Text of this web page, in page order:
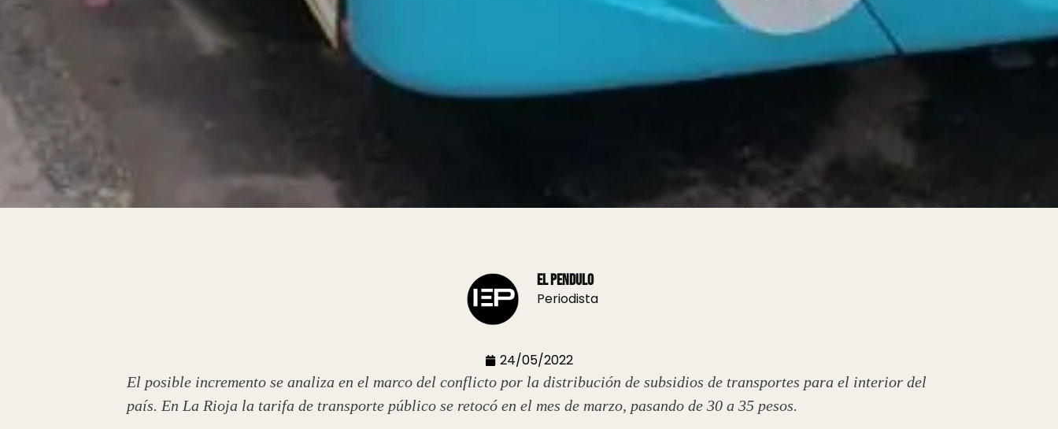
El Pendulo
Periodista
24/05/2022
El posible incremento se analiza en el marco del conflicto por la distribución de subsidios de transportes para el interior del
país. En La Rioja la tarifa de transporte público se retocó en el mes de marzo, pasando de 30 a 35 pesos.